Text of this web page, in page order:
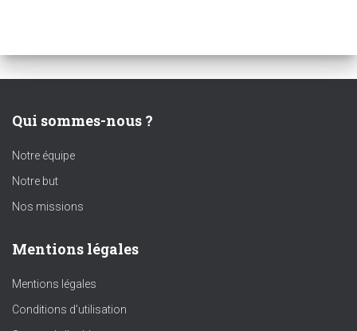
Qui sommes-nous ?
Notre équipe
Notre but
Nos missions
Mentions légales
Mentions légales
Conditions d’utilisation